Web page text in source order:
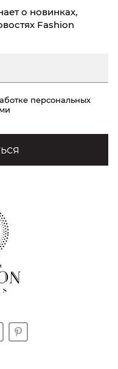
эмоциональной,
и прямого
чем большой
о новинках,
Fashion
персональных